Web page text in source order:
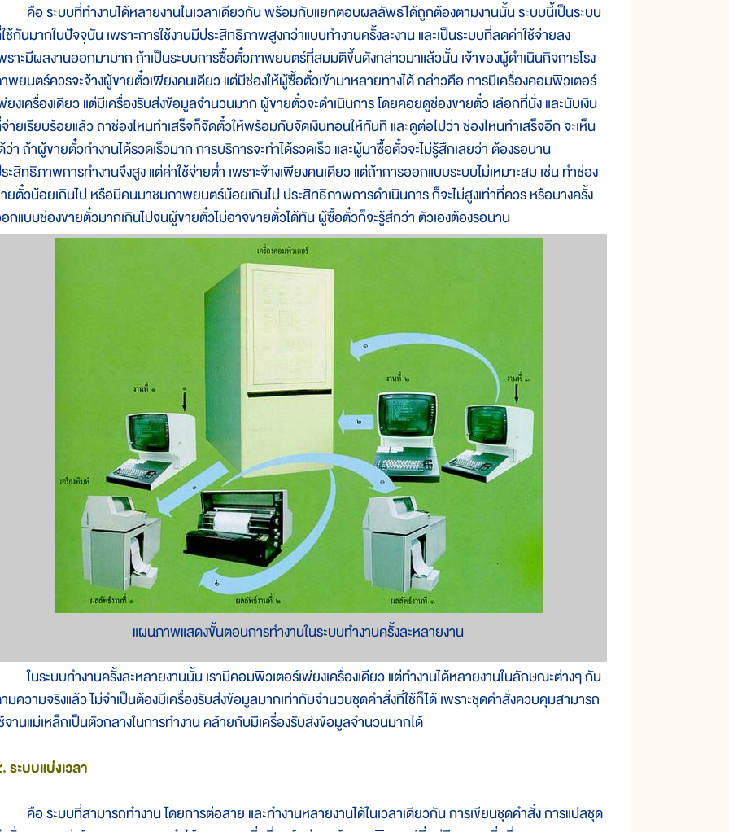
ระบบที่ทำงานได้หลายงานในเวลาเดียวกัน พร้อมกับแยกตอบผลลัพธ์ได้ถูกต้องตามงานนั้น ระบบนี้เป็นระบบ
ช้กันมากในปัจจุบัน เพราะการใช้งานมีประสิทธิภาพสูงกว่าแบบทำงานครั้งละงาน และเป็นระบบที่ลดค่าใช้จ่ายลง
ราะมีผลงานออกมามาก ถ้าเป็นระบบการซื้อตั๋วภาพยนตร์ที่สมมติขึ้นดังกล่าวมาแล้วนั้น เจ้าของผู้ดำเนินกิจการโรง
พยนตร์ควรจะจ้างผู้ขายตั๋วเพียงคนเดียว แต่มีช่องให้ผู้ซื้อตั๋วเข้ามาหลายทางได้ กล่าวคือ การมีเครื่องคอมพิวเตอร์
ยงเครื่องเดียว แต่มีเครื่องรับส่งข้อมูลจำนวนมาก ผู้ขายตั๋วจะดำเนินการ โดยคอยดูช่องขายตั๋ว เลือกที่นั่ง และนับเงิน
ายเรียบร้อยแล้ว ถาช่องไหนทำเสร็จก็จัดตั๋วให้พร้อมกับจัดเงินทอนให้ทันที และดูต่อไปว่า ช่องไหนทำเสร็จอีก จะเห็น
ว่า ถ้าผู้ขายตั๋วทำงานได้รวดเร็วมาก การบริการจะทำได้รวดเร็ว และผู้มาซื้อตั๋วจะไม่รู้สึกเลยว่า ต้องรอนาน
ะสิทธิภาพการทำงานจึงสูง แต่ค่าใช้จ่ายต่ำ เพราะจ้างเพียงคนเดียว แต่ถ้าการออกแบบระบบไม่เหมาะสม เช่น ทำช่อง
ยตั๋วน้อยเกินไป หรือมีคนมาชมภาพยนตร์น้อยเกินไป ประสิทธิภาพการดำเนินการ ก็จะไม่สูงเท่าที่ควร หรือบางครั้ง
กแบบช่องขายตั๋วมากเกินไปจนผู้ขายตั๋วไม่อาจขายตั๋วได้ทัน ผู้ซื้อตั๋วก็จะรู้สึกว่า ตัวเองต้องรอนาน
แผนภาพแสดงขั้นตอนการทำงานในระบบทำงานครั้งละหลายงาน
ระบบทำงานครั้งละหลายงานนั้น เรามีคอมพิวเตอร์เพียงเครื่องเดียว แต่ทำงานได้หลายงานในลักษณะต่างๆ กัน
มความจริงแล้ว ไม่จำเป็นต้องมีเครื่องรับส่งข้อมูลมากเท่ากับจำนวนชุดคำสั่งที่ใช้ก็ได้ เพราะชุดคำสั่งควบคุมสามารถ
จานแม่เหล็กเป็นตัวกลางในการทำงาน คล้ายกับมีเครื่องรับส่งข้อมูลจำนวนมากได้
ระบบแบ่งเวลา
ระบบที่สามารถทำงาน โดยการต่อสาย และทำงานหลายงานได้ในเวลาเดียวกัน การเขียนชุดคำสั่ง การแปลชุด